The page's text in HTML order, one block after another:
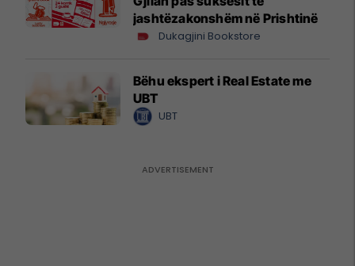
jashtëzakonshëm në Prishtinë
Dukagjini Bookstore
Bëhu ekspert i Real Estate me
UBT
UBT